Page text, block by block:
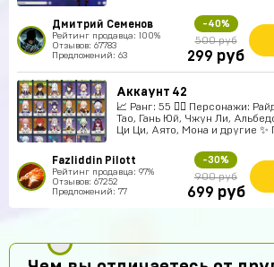
Дмитрий Семенов
Рейтинг продавца: 100%
Отзывов: 67783
Предложений: 63
-40%
500 руб
299 руб
Аккаунт 42
📈 Ранг: 55 🧍‍♀️ Персонажи:
Тао, Гань Юй, Чжун Ли,
Ци Ци, Аято, Мона и другие ✨
Fazliddin Pilott
Рейтинг продавца: 97%
Отзывов: 67252
Предложений: 77
-30%
900 руб
699 руб